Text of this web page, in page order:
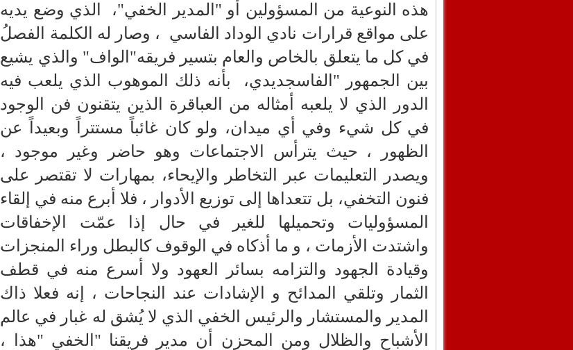
هذه النوعية من المسؤولين أو "المدير الخفي"،
الذي وضع يديه
على مواقع قرارات نادي الوداد الفاسي
، وصار له الكلمة الفصلُ
في كل ما يتعلق بالخاص والعام بتسير فريقه"الواف" والذي يشيع
بين الجمهور "الفاسجديدي،
بأنه ذلك الموهوب الذي يلعب فيه
الدور الذي لا يلعبه أمثاله من العباقرة الذين يتقنون فن الوجود
في كل شيء وفي أي ميدان، ولو كان غائباً مستتراً وبعيداً عن
الظهور ، حيث يترأس الاجتماعات وهو حاضر وغير موجود ،
ويصدر التعليمات عبر التخاطر والإيحاء، بمهارات لا تقتصر على
فنون التخفي، بل تتعداها إلى توزيع الأدوار ، فلا أبرع منه في إلقاء
المسؤوليات وتحميلها للغير في حال إذا عمّت الإخفاقات
واشتدت الأزمات ، و ما أذكاه في الوقوف كالبطل وراء المنجزات
وقيادة الجهود والتزامه بسائر العهود ولا أسرع منه في قطف
الثمار وتلقي المدائح و الإشادات عند النجاحات ، إنه فعلا ذاك
المدير والمستشار والرئيس الخفي الذي لا يُشق له غبار في عالم
الأشباح والظلال ومن المحزن أن مدير فريقنا "الخفي "هذا ،